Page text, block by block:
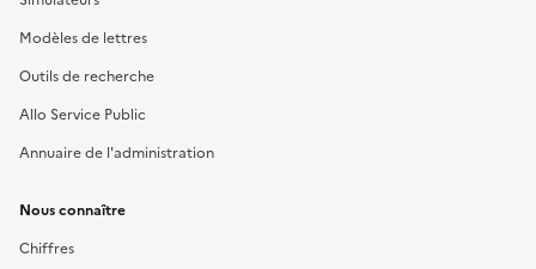
Modèles de lettres
Outils de recherche
Allo Service Public
Annuaire de l'administration
Nous connaître
Chiffres